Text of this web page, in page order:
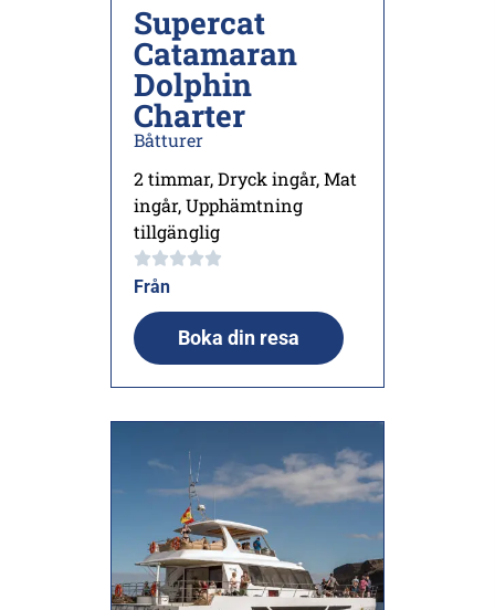
Supercat
Catamaran
Dolphin
Charter
Båtturer
2 timmar,Dryck ingår,Mat
ingår,Upphämtning
tillgänglig
Från
Boka din resa